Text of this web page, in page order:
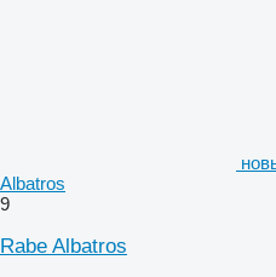
Albatros
9
Rabe Albatros